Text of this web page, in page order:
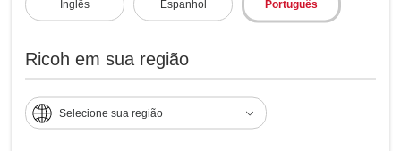
Inglês Espanhol Português
Ricoh em sua região
Selecione sua região
Saiba mais sobre nossos serviços de colaboração comRicoh Theta .
favor dos objetivos de desenvolvimento sustentável
das nações unidas para lograr um melhor futuro: